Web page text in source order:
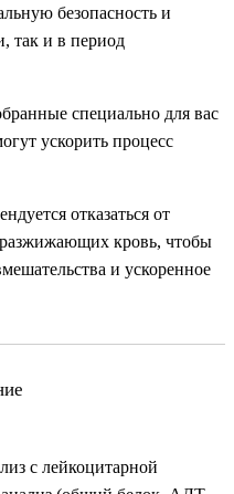
безопасность и
так и в период
специально для вас
ускорить процесс
отказаться от
разжижающих кровь, чтобы
и ускоренное
с лейкоцитарной